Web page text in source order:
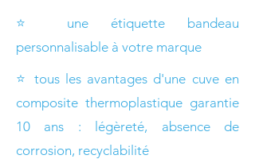
⭐ une étiquette bandeau
personnalisable à votre marque
⭐ tous les avantages d'une cuve en
composite thermoplastique garantie
10 ans : légèreté, absence de
corrosion, recyclabilité